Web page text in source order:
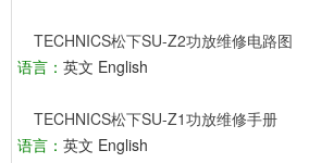
TECHNICS松下SU-Z2功放维修电路图
语言： 英文 English
TECHNICS松下SU-Z1功放维修手册
语言： 英文 English